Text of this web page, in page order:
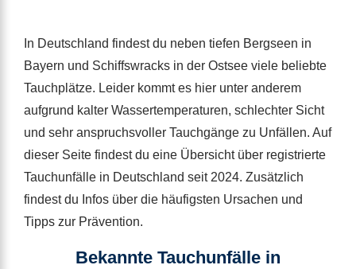
In Deutschland findest du neben tiefen Bergseen in
Bayern und Schiffswracks in der Ostsee viele beliebte
Tauchplätze. Leider kommt es hier unter anderem
aufgrund kalter Wassertemperaturen, schlechter Sicht
und sehr anspruchsvoller Tauchgänge zu Unfällen. Auf
dieser Seite findest du eine Übersicht über registrierte
Tauchunfälle in Deutschland seit 2024. Zusätzlich
findest du Infos über die häufigsten Ursachen und
Tipps zur Prävention.
Bekannte Tauchunfälle in